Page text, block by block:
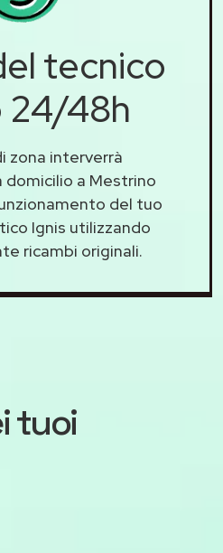
tecnico
24/48h
zona interverrà
a Mestrino
del tuo
Ignis utilizzando
ricambi originali.
tuoi